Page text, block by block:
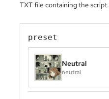
TXT file containing the script.
preset
Neutral
neutral